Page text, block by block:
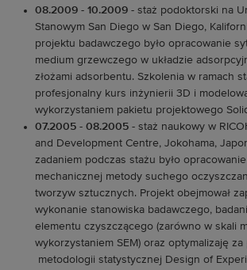
08.2009 - 10.2009 - staż podoktorski na
Stanowym San Diego w San Diego,
projektu badawczego było opracowanie
medium grzewczego w układzie
złożami adsorbentu. Szkolenia w ramach
profesjonalny kurs inżynierii 3D i
wykorzystaniem pakietu projektowego
07.2005 - 08.2005 - staż naukowy w
and Development Centre, Jokohama,
zadaniem podczas stażu było
mechanicznej metody suchego
tworzyw sztucznych. Projekt obejmował
wykonanie stanowiska badawczego,
elementu czyszczącego (zarówno w skali
wykorzystaniem SEM) oraz optymalizaję za
metodologii statystycznej Design of